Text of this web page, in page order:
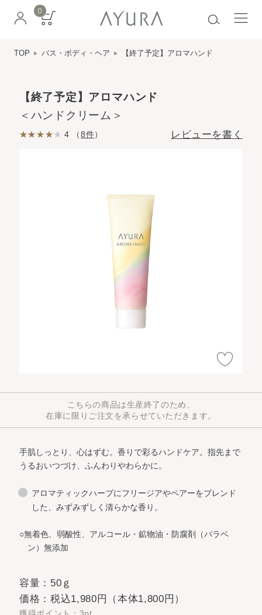
0
TOP バス・ボディ・ヘア 【終了予定】アロマハンド
【終了予定】アロマハンド
＜ハンドクリーム＞
4 （8件） レビューを書く
こちらの商品は生産終了のため、
在庫に限りご注文を承らせていただきます。
手肌しっとり、心はずむ。香りで彩るハンドケア。 指先まで
うるおいつづけ、ふんわりやわらかに。
アロマティックハーブにフリージアやペアーをブレンド
した、みずみずしく清らかな香り。
○無着色、弱酸性、アルコール・鉱物油・防腐剤（パラベ
ン）無添加
容量：50ｇ
価格：税込1,980円（本体1,800円）